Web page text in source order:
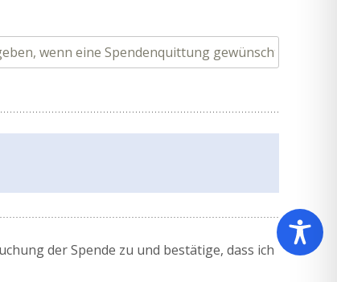
der Spende zu und bestätige, dass ich